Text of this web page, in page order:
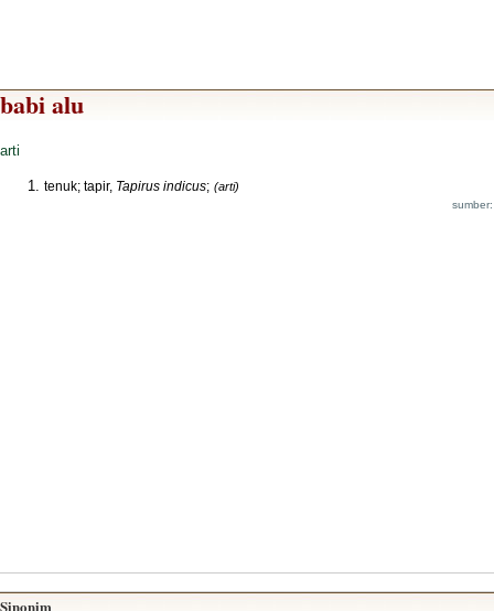
babi alu
arti
tenuk; tapir, Tapirus indicus; (arti)
Sinonim